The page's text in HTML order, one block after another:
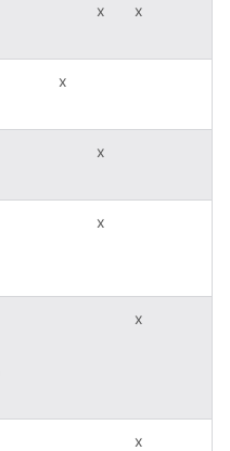
x x
x
x
x
x
x